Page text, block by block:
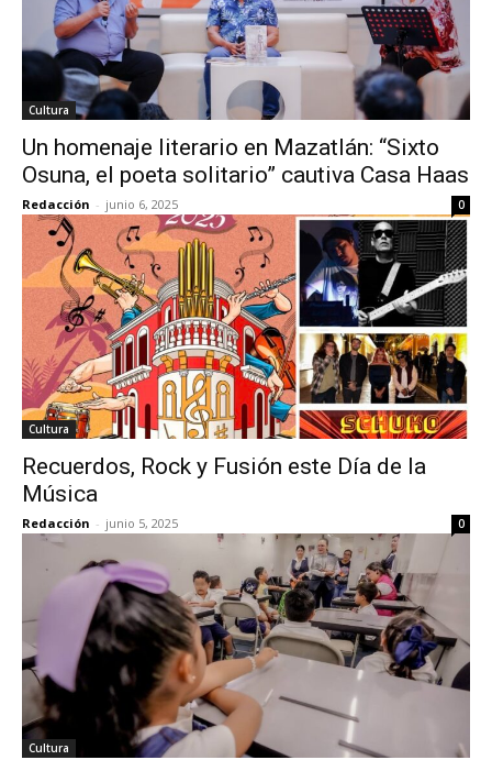
Cultura
Un homenaje literario en Mazatlán: “Sixto
Osuna, el poeta solitario” cautiva Casa Haas
Redacción - junio 6, 2025 0
Cultura
Recuerdos, Rock y Fusión este Día de la
Música
Redacción - junio 5, 2025 0
Cultura